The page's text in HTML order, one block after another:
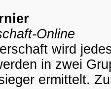
Online
wird
in zwei
ermittelt.